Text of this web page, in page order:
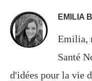
EMILIA
Emilia,
Santé
d'idées pour la vie